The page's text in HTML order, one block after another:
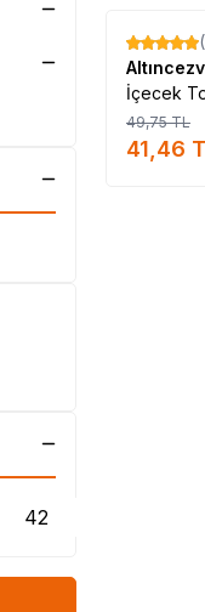
%17
İçecek
49,75TL
41,46